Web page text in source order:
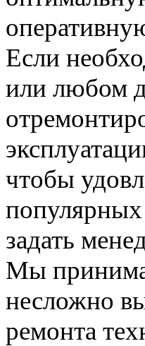
Если
или любом
чтобы
задать
Мы
несложно
ремонта